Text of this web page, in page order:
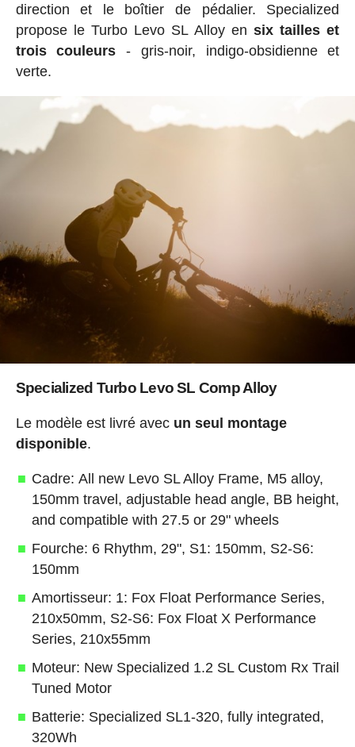
direction et le boîtier de pédalier. Specialized
propose le Turbo Levo SL Alloy en six tailles et
trois couleurs - gris-noir, indigo-obsidienne et
verte.
Specialized Turbo Levo SL Comp Alloy
Le modèle est livré avec un seul montage
disponible.
Cadre: All new Levo SL Alloy Frame, M5 alloy,
150mm travel, adjustable head angle, BB height,
and compatible with 27.5 or 29" wheels
Fourche: 6 Rhythm, 29", S1: 150mm, S2-S6:
150mm
Amortisseur: 1: Fox Float Performance Series,
210x50mm, S2-S6: Fox Float X Performance
Series, 210x55mm
Moteur: New Specialized 1.2 SL Custom Rx Trail
Tuned Motor
Batterie: Specialized SL1-320, fully integrated,
320Wh